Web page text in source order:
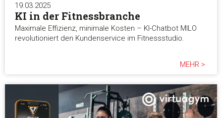
19.03.2025
KI in der Fitnessbranche
Maximale Effizienz, minimale Kosten – KI-Chatbot MILO
revolutioniert den Kundenservice im Fitnessstudio.
MEHR >